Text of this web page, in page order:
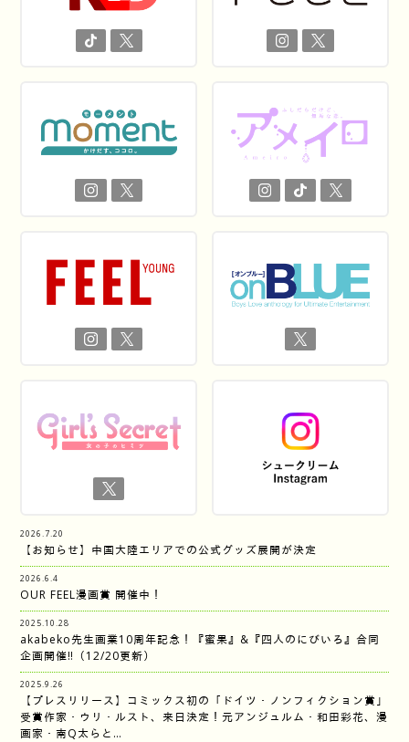
2026.7.20
【お知らせ】中国大陸エリアでの公式グッズ展開が決定
2026.6.4
OUR FEEL漫画賞 開催中！
2025.10.28
akabeko先生画業10周年記念！『蜜果』&『四人のにびいろ』合同
企画開催‼︎（12/20更新）
2025.9.26
【プレスリリース】コミックス初の「ドイツ・ノンフィクション賞」
受賞作家・ウリ・ルスト、来日決定！元アンジュルム・和田彩花、漫
画家・南Q太らと…